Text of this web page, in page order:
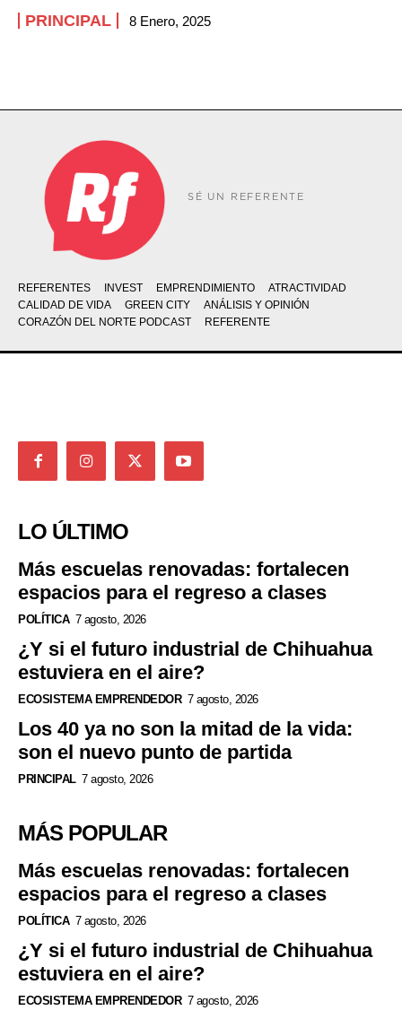
PRINCIPAL 8 Enero, 2025
SÉ UN REFERENTE
REFERENTES INVEST EMPRENDIMIENTO
ATRACTIVIDAD
CALIDAD DE VIDA
GREEN CITY
ANÁLISIS Y OPINIÓN
CORAZÓN DEL NORTE PODCAST
REFERENTE
LO ÚLTIMO
Más escuelas renovadas: fortalecen
espacios para el regreso a clases
POLÍTICA 7 agosto, 2026
¿Y si el futuro industrial de Chihuahua
estuviera en el aire?
ECOSISTEMA EMPRENDEDOR 7 agosto, 2026
Los 40 ya no son la mitad de la vida:
son el nuevo punto de partida
PRINCIPAL 7 agosto, 2026
MÁS POPULAR
Más escuelas renovadas: fortalecen
espacios para el regreso a clases
POLÍTICA 7 agosto, 2026
¿Y si el futuro industrial de Chihuahua
estuviera en el aire?
ECOSISTEMA EMPRENDEDOR 7 agosto, 2026